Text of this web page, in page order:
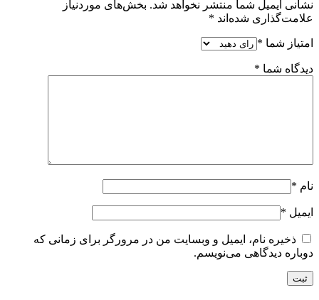
نشانی ایمیل شما منتشر نخواهد شد. بخش‌های موردنیاز
علامت‌گذاری شده‌اند *
امتیاز شما *
دیدگاه شما *
نام *
ایمیل *
ذخیره نام، ایمیل و وبسایت من در مرورگر برای زمانی که
دوباره دیدگاهی می‌نویسم.